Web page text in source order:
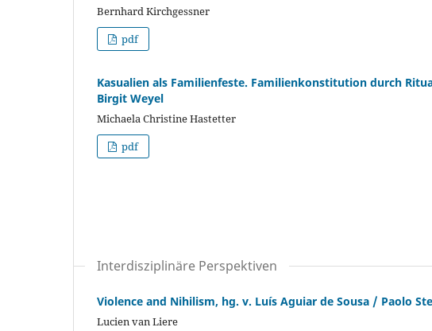
Bernhard Kirchgessner
pdf
Kasualien als Familienfeste. Familienkonstitution durch
Birgit Weyel
Michaela Christine Hastetter
pdf
Interdisziplinäre Perspektiven
Violence and Nihilism, hg. v. Luís Aguiar de Sousa / Paolo
Lucien van Liere